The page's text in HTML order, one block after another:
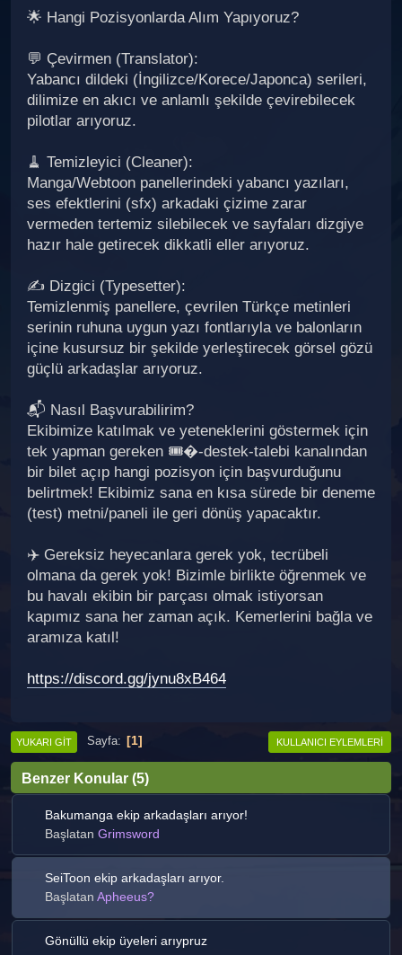
🌟 Hangi Pozisyonlarda Alım Yapıyoruz?
💬 Çevirmen (Translator):
Yabancı dildeki (İngilizce/Korece/Japonca) serileri,
dilimize en akıcı ve anlamlı şekilde çevirebilecek
pilotlar arıyoruz.
🧹 Temizleyici (Cleaner):
Manga/Webtoon panellerindeki yabancı yazıları,
ses efektlerini (sfx) arkadaki çizime zarar
vermeden tertemiz silebilecek ve sayfaları dizgiye
hazır hale getirecek dikkatli eller arıyoruz.
✍️ Dizgici (Typesetter):
Temizlenmiş panellere, çevrilen Türkçe metinleri
serinin ruhuna uygun yazı fontlarıyla ve balonların
içine kusursuz bir şekilde yerleştirecek görsel gözü
güçlü arkadaşlar arıyoruz.
📬 Nasıl Başvurabilirim?
Ekibimize katılmak ve yeteneklerini göstermek için
tek yapman gereken 🎟�-destek-talebi kanalından
bir bilet açıp hangi pozisyon için başvurduğunu
belirtmek! Ekibimiz sana en kısa sürede bir deneme
(test) metni/paneli ile geri dönüş yapacaktır.
✈️ Gereksiz heyecanlara gerek yok, tecrübeli
olmana da gerek yok! Bizimle birlikte öğrenmek ve
bu havalı ekibin bir parçası olmak istiyorsan
kapımız sana her zaman açık. Kemerlerini bağla ve
aramıza katıl!
https://discord.gg/jynu8xB464
YUKARI GIT Sayfa 1 KULLANICI EYLEMLERI
Benzer Konular (5)
Bakumanga ekip arkadaşları arıyor!
Başlatan Grimsword
SeiToon ekip arkadaşları arıyor.
Başlatan Apheeus?
Gönüllü ekip üyeleri arıypruz